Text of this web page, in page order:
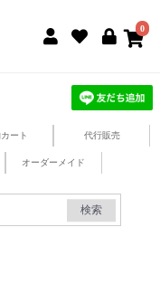
0
ート 代行販売
オーダーメイド
検索